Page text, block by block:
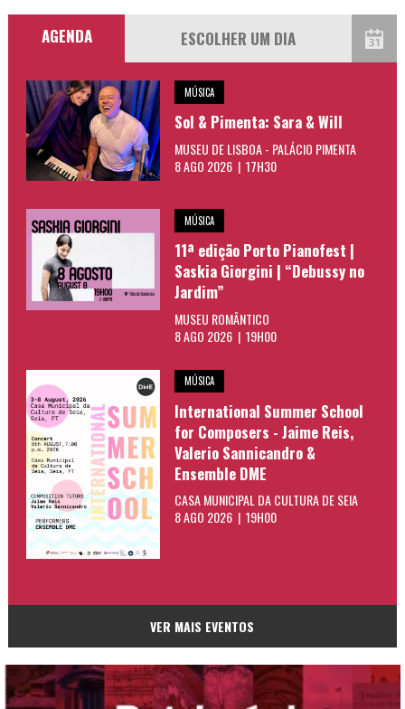
AGENDA
MÚSICA
Sol & Pimenta: Sara & Will
MUSEU DE LISBOA - PALÁCIO PIMENTA
8 AGO 2026 | 17H30
MÚSICA
11ª edição Porto Pianofest |
Saskia Giorgini | “Debussy no
Jardim”
MUSEU ROMÂNTICO
8 AGO 2026 | 19H00
MÚSICA
International Summer School
for Composers - Jaime Reis,
Valerio Sannicandro &
Ensemble DME
CASA MUNICIPAL DA CULTURA DE SEIA
8 AGO 2026 | 19H00
VER MAIS EVENTOS